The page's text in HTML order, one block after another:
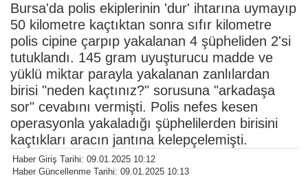
Bursa'da polis ekiplerinin 'dur' ihtarına uymayıp
50 kilometre kaçtıktan sonra sıfır kilometre
polis cipine çarpıp yakalanan 4 şüpheliden 2'si
tutuklandı. 145 gram uyuşturucu madde ve
yüklü miktar parayla yakalanan zanlılardan
birisi "neden kaçtınız?" sorusuna "arkadaşa
sor" cevabını vermişti. Polis nefes kesen
operasyonla yakaladığı şüphelilerden birisini
kaçtıkları aracın jantına kelepçelemişti.
Haber Giriş Tarihi: 09.01.2025 10:12
Haber Güncellenme Tarihi: 09.01.2025 10:13